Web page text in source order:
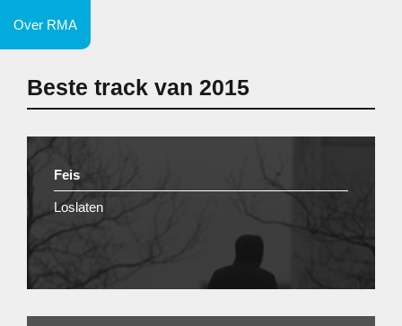
Over RMA
Beste track van 2015
Feis
Loslaten